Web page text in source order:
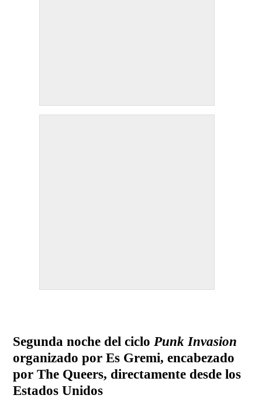
Segunda noche del cicloPunk Invasion
organizado por Es Gremi, encabezado
por The Queers, directamente desde los
Estados Unidos